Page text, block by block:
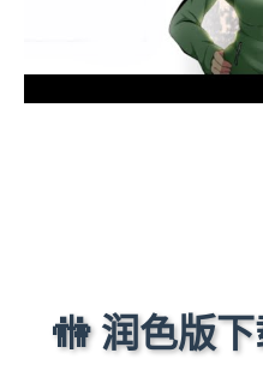
🚻 润色版